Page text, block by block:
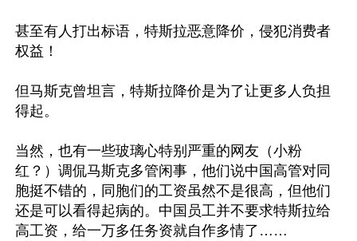
甚至有人打出标语，特斯拉恶意降价，侵犯消费者
权益！
但马斯克曾坦言，特斯拉降价是为了让更多人负担
得起。
当然，也有一些玻璃心特别严重的网友（小粉
红？）调侃马斯克多管闲事，他们说中国高管对同
胞挺不错的，同胞们的工资虽然不是很高，但他们
还是可以看得起病的。中国员工并不要求特斯拉给
高工资，给一万多任务资就自作多情了……